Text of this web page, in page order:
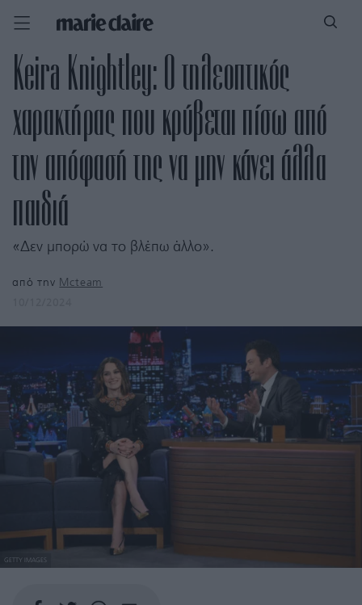
Keira Knightley: Ο τηλεοπτικός
χαρακτήρας που κρύβεται πίσω από
την απόφασή της να μην κάνει άλλα
παιδιά
«Δεν μπορώ να το βλέπω άλλο».
από την Mcteam
GETTY IMAGES